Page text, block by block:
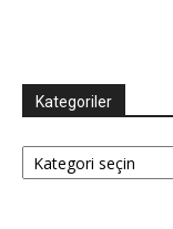
Kategoriler
Kategoriler